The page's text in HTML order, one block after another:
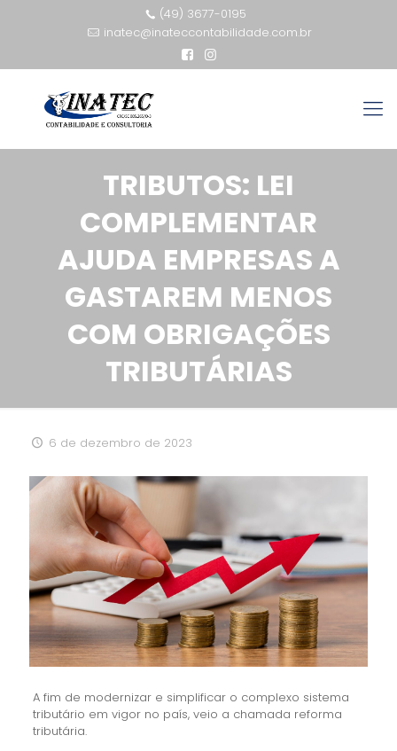
(49) 3677-0195
inatec@inateccontabilidade.com.br
TRIBUTOS: LEI
COMPLEMENTAR
AJUDA EMPRESAS A
GASTAREM MENOS
COM OBRIGAÇÕES
TRIBUTÁRIAS
6 de dezembro de 2023
A fim de modernizar e simplificar o complexo sistema
tributário em vigor no país, veio a chamada reforma
tributária.